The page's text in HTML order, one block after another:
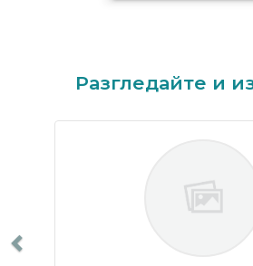
Разгледайте и